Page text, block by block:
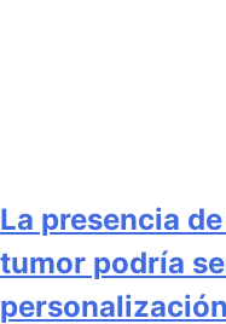
La presencia
tumor podría